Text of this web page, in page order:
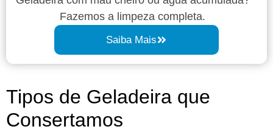
Fazemos a limpeza completa.
Saiba Mais
Tipos de Geladeira que
Consertamos